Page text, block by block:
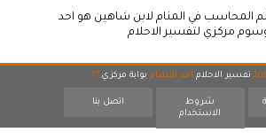
المحاسب في المنام لابن شاهين هو احد
مركزي لتفسير الاحلام
تفسير الاحلام احد اقسام بوابة مركزي 17
شروط
الاستخدام
اتصل بنا